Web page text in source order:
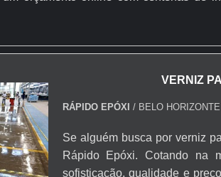
VERNIZ
RÁPIDO EPÓXI / BELO
Se alguém busca por verniz
Rápido Epóxi. Cotando na
sofisticação, qualidade e